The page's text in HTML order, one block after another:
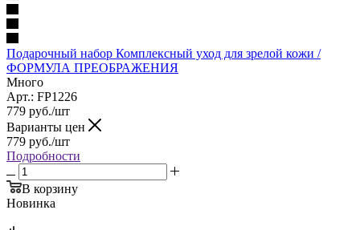
Подарочный набор Комплексный уход для зрелой кожи /
ФОРМУЛА ПРЕОБРАЖЕНИЯ
Много
Арт.: FP1226
779 руб./шт
Варианты цен
779 руб./шт
Подробности
В корзину
Новинка